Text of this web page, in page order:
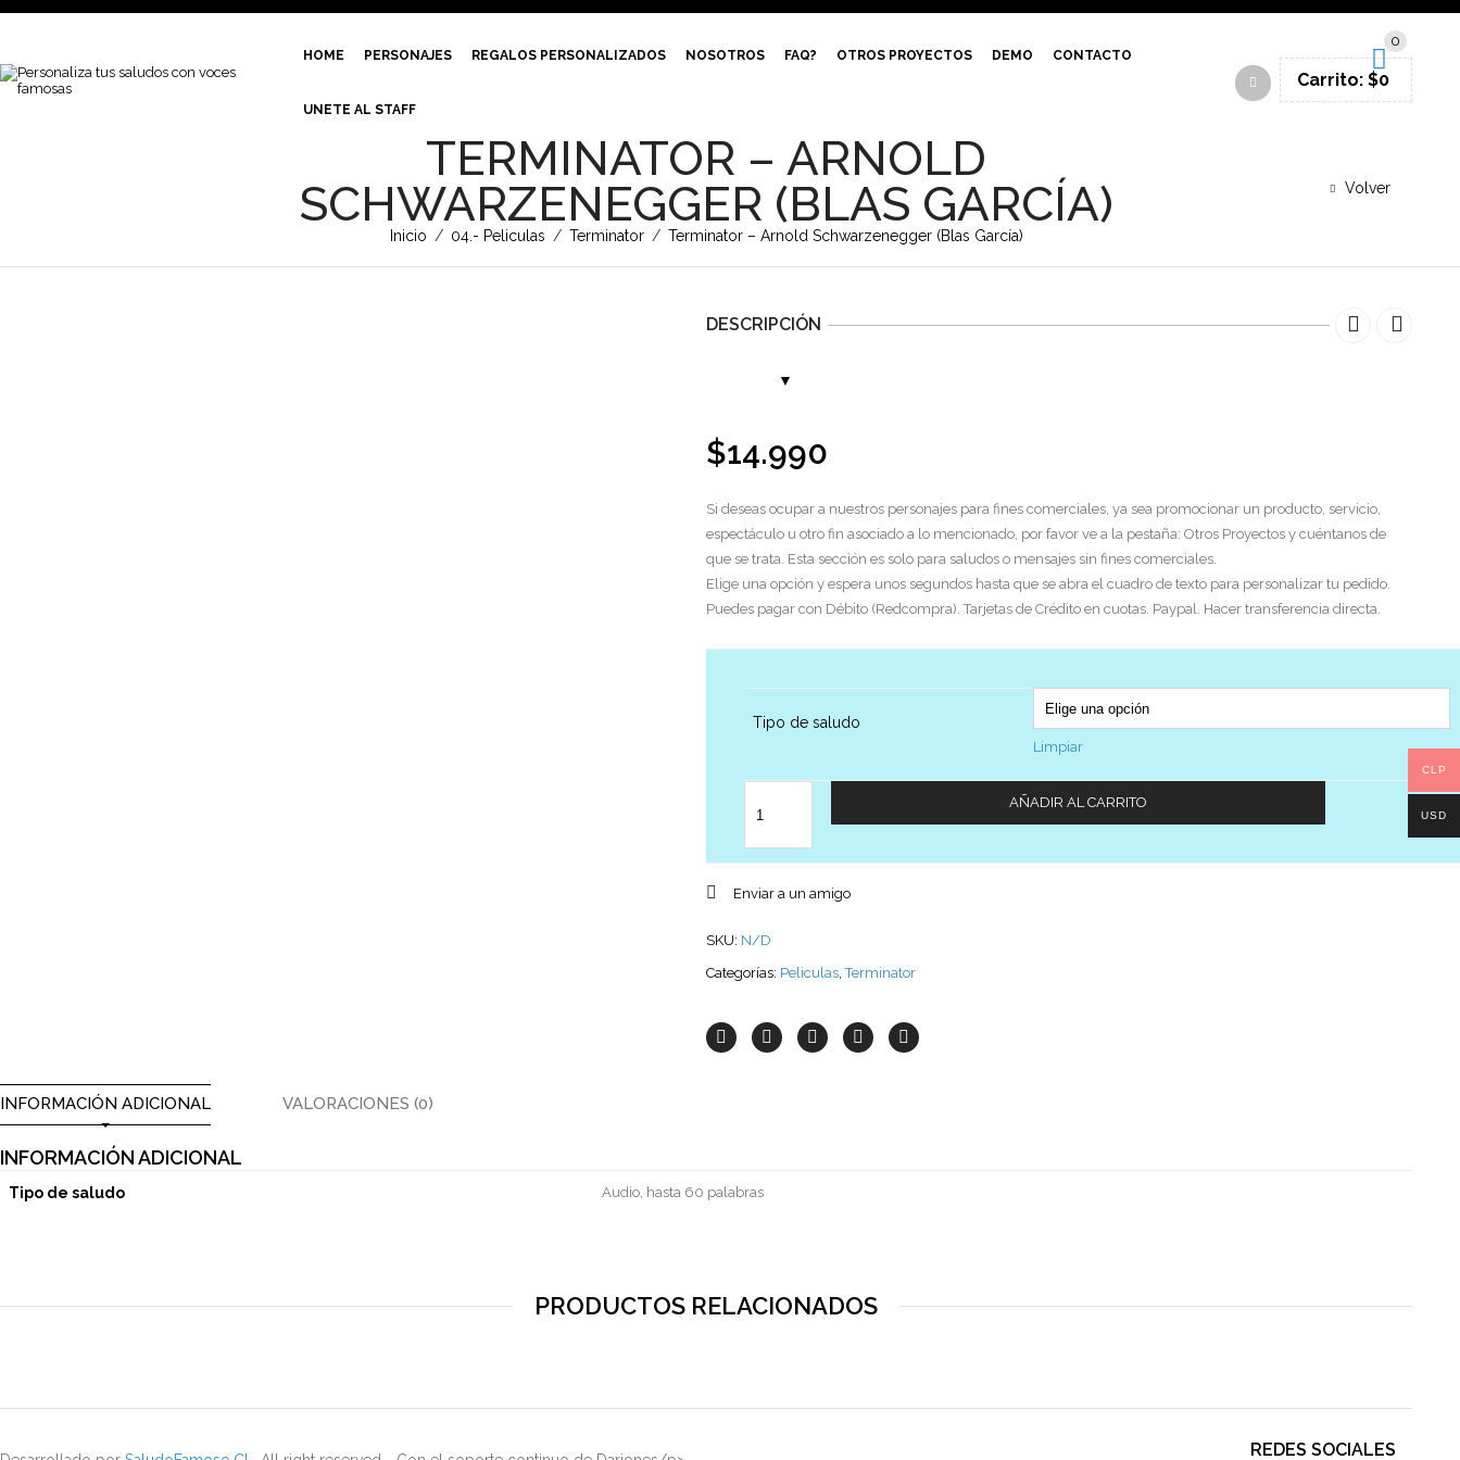
HOME PERSONAJES REGALOS PERSONALIZADOS NOSOTROS FAQ? OTROS PROYECTOS DEMO CONTACTO
UNETE AL STAFF
0
Carrito: $0
TERMINATOR – ARNOLD
SCHWARZENEGGER (BLAS GARCÍA)
Inicio / 04.- Peliculas / Terminator / Terminator – Arnold Schwarzenegger (Blas García)
Volver
DESCRIPCIÓN
$14.990
Si deseas ocupar a nuestros personajes para fines comerciales, ya sea promocionar un producto, servicio,
espectáculo u otro fin asociado a lo mencionado, por favor ve a la pestaña: Otros Proyectos y cuéntanos de
que se trata. Esta sección es solo para saludos o mensajes sin fines comerciales.
Elige una opción y espera unos segundos hasta que se abra el cuadro de texto para personalizar tu pedido.
Puedes pagar con Débito (Redcompra). Tarjetas de Crédito en cuotas. Paypal. Hacer transferencia directa.
Tipo de saludo
Limpiar
AÑADIR AL CARRITO
Enviar a un amigo
SKU: N/D
Categorías: Peliculas,Terminator
INFORMACIÓN ADICIONAL VALORACIONES (0)
INFORMACIÓN ADICIONAL
Tipo de saludo Audio, hasta 60 palabras
PRODUCTOS RELACIONADOS
REDES SOCIALES
CLP
USD